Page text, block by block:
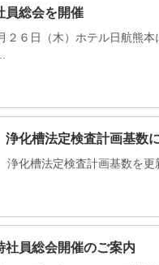
員総会を開催
２６日（木）ホテル日航熊
化槽法定検査計画基数
化槽法定検査計画基数を
員総会開催のご案内